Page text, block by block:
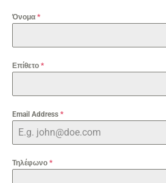
Όνομα *
Επίθετο *
Email Address *
Τηλέφωνο *